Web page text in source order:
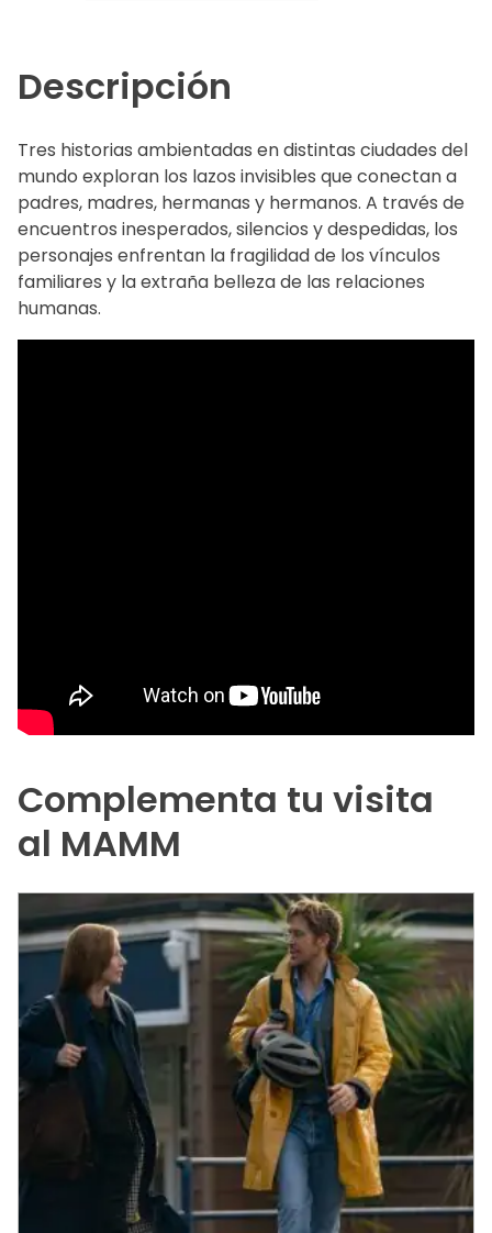
Descripción
Tres historias ambientadas en distintas ciudades del
mundo exploran los lazos invisibles que conectan a
padres, madres, hermanas y hermanos. A través de
encuentros inesperados, silencios y despedidas, los
personajes enfrentan la fragilidad de los vínculos
familiares y la extraña belleza de las relaciones
humanas.
Complementa tu visita
al MAMM